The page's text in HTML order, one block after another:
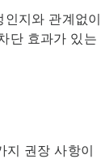
지와 관계없이
단 효과가 있는
지 권장 사항이